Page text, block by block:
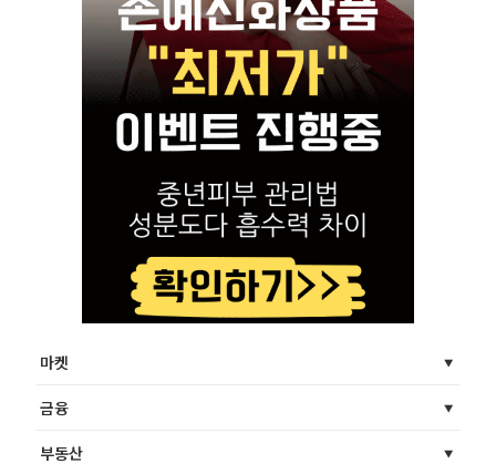
마켓
금융
부동산